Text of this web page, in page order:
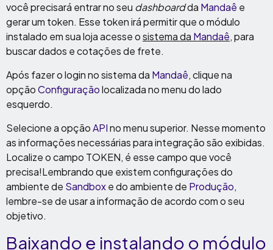
você precisará entrar no seu dashboardda Mandaê e
gerar um token. Esse token irá permitir que o módulo
instalado em sua loja acesse osistema da Mandaê, para
buscar dados e cotações de frete.
Após fazer o login no sistema da Mandaê, clique na
opçãoConfiguraçãolocalizada no menu do lado
esquerdo.
Selecione a opçãoAPIno menu superior. Nesse momento
as informações necessárias para integração são exibidas.
Localize o campo TOKEN, é esse campo que você
precisa!Lembrando que existem configurações do
ambiente de Sandboxe do ambiente de Produção,
lembre-se de usar a informação de acordo com o seu
objetivo.
Baixando e instalando o módulo